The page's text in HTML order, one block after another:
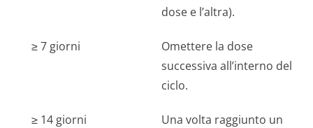
dose e l’altra).
≥ 7 giorni
Omettere la dose
successiva all’interno del
ciclo.
≥ 14 giorni
Una volta raggiunto un